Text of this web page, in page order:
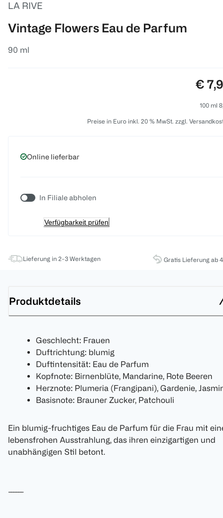
LA RIVE
Vintage Flowers Eau de Parfum
90 ml
€
100 ml
Preise in Euro inkl. 20 % MwSt. zzgl.
Online lieferbar
In Filiale abholen
Verfügbarkeit prüfen
Lieferung in 2-3 Werktagen Gratis Lieferung ab
Produktdetails
Geschlecht: Frauen
Duftrichtung: blumig
Duftintensität: Eau de Parfum
Kopfnote: Birnenblüte, Mandarine, Rote Beeren
Herznote: Plumeria (Frangipani), Gardenie,
Basisnote: Brauner Zucker, Patchouli
Ein blumig-fruchtiges Eau de Parfum für die Frau mit
lebensfrohen Ausstrahlung, das ihren einzigartigen und
unabhängigen Stil betont.
------